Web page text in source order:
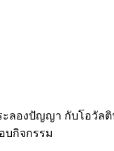
งปัญญา กับโอวัลติ
บกิจกรรม